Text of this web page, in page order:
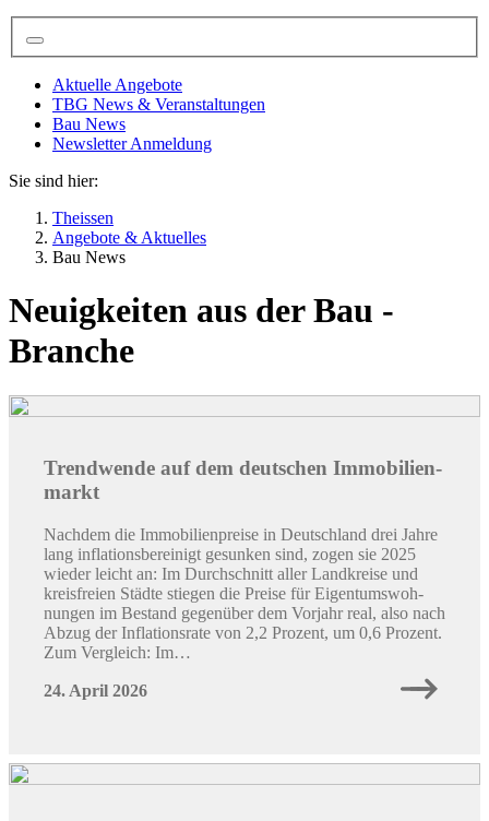
Aktuelle Angebote
TBG News & Veranstaltungen
Bau News
Newsletter Anmeldung
Sie sind hier:
Theissen
Angebote & Aktuelles
Bau News
Neuigkeiten aus der Bau -
Branche
Trend­­wen­de auf dem deut­schen Im­mo­bi­li­en­­
markt
Nach­dem die Im­mo­bi­li­en­prei­se in Deutsch­land drei Jahre
lang in­fla­ti­ons­be­rei­nigt ge­sun­ken sind, zogen sie 2025
wie­der leicht an: Im Durch­schnitt aller Land­krei­se und
kreis­frei­en Städ­te stie­gen die Prei­se für Ei­gen­tums­woh­
nun­gen im Be­stand ge­gen­über dem Vor­jahr real, also nach
Abzug der In­fla­ti­ons­ra­te von 2,2 Pro­zent, um 0,6 Pro­zent.
Zum Ver­gleich: Im…
24. April 2026